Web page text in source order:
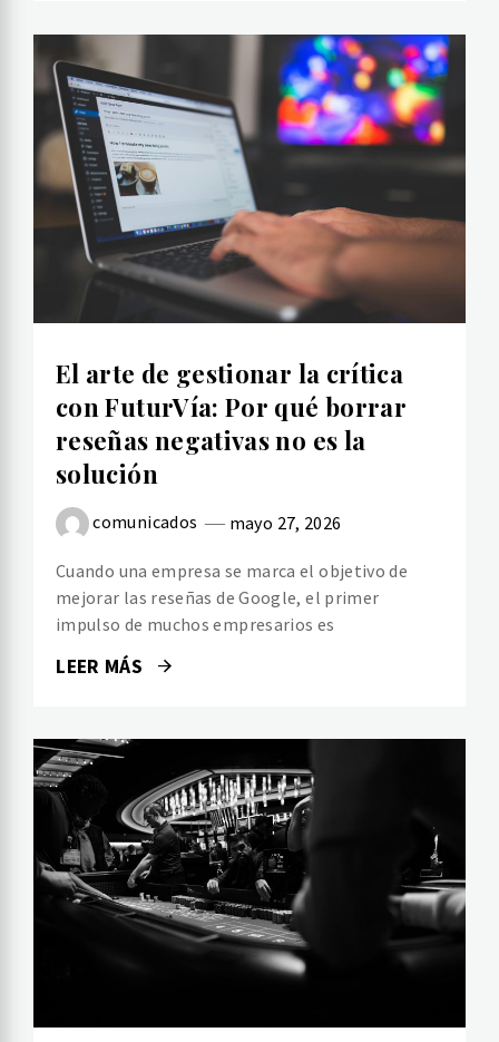
El arte de gestionar la crítica
con FuturVía: Por qué borrar
reseñas negativas no es la
solución
comunicados mayo 27, 2026
Cuando una empresa se marca el objetivo de
mejorar las reseñas de Google, el primer
impulso de muchos empresarios es
LEER MÁS